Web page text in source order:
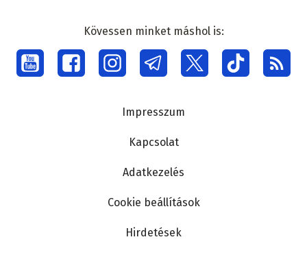
Social
menu
Kövessen minket máshol is:
Impresszum
Kapcsolat
Adatkezelés
Cookie beállítások
Hirdetések